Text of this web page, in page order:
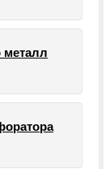
металл